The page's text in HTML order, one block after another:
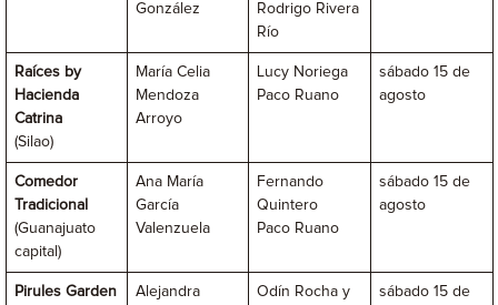
González
Rodrigo Rivera
Río
Raíces by
Hacienda
Catrina
(Silao)
María Celia
Mendoza
Arroyo
Lucy Noriega
Paco Ruano
sábado 15 de
agosto
Comedor
Tradicional
(Guanajuato
capital)
Ana María
García
Valenzuela
Fernando
Quintero
Paco Ruano
sábado 15 de
agosto
Pirules Garden
Alejandra
Odín Rocha y
sábado 15 de